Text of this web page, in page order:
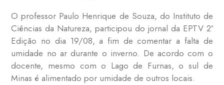
O professor Paulo Henrique de Souza, do Instituto de
Ciências da Natureza, participou do jornal da EPTV 2ª
Edição no dia 19/08, a fim de comentar a falta de
umidade no ar durante o inverno. De acordo com o
docente, mesmo com o Lago de Furnas, o sul de
Minas é alimentado por umidade de outros locais.